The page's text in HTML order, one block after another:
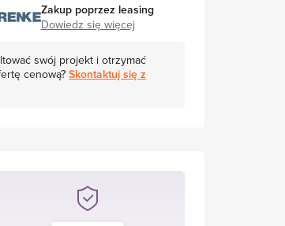
Zakup poprzez leasing
Dowiedz się więcej
swój projekt i otrzymać
cenową?Skontaktuj się z